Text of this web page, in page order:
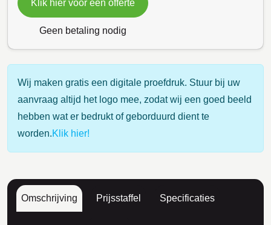
Klik hier voor een offerte
Geen betaling nodig
Wij maken gratis een digitale proefdruk. Stuur bij uw
aanvraag altijd het logo mee, zodat wij een goed beeld
hebben wat er bedrukt of geborduurd dient te
worden.Klik hier!
Omschrijving Prijsstaffel Specificaties